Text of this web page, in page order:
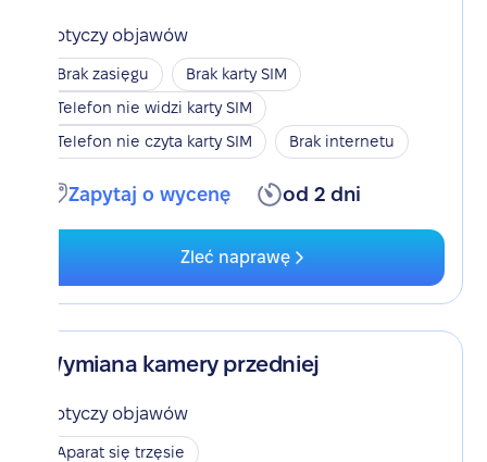
Dotyczy objawów
Brak zasięgu
Brak karty SIM
Telefon nie widzi karty SIM
Telefon nie czyta karty SIM
Brak internetu
Zapytaj o wycenę od 2 dni
Zleć naprawę
Wymiana kamery przedniej
Dotyczy objawów
Aparat się trzęsie